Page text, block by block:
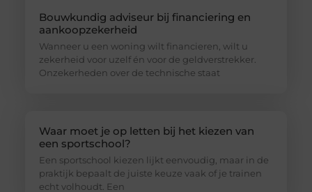
Bouwkundig adviseur bij financiering en
aankoopzekerheid
Wanneer u een woning wilt financieren, wilt u
zekerheid voor uzelf én voor de geldverstrekker.
Onzekerheden over de technische staat
Waar moet je op letten bij het kiezen van
een sportschool?
Een sportschool kiezen lijkt eenvoudig, maar in de
praktijk bepaalt de juiste keuze vaak of je trainen
echt volhoudt. Een